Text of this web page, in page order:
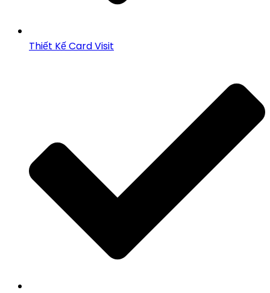
Thiết Kế Card Visit